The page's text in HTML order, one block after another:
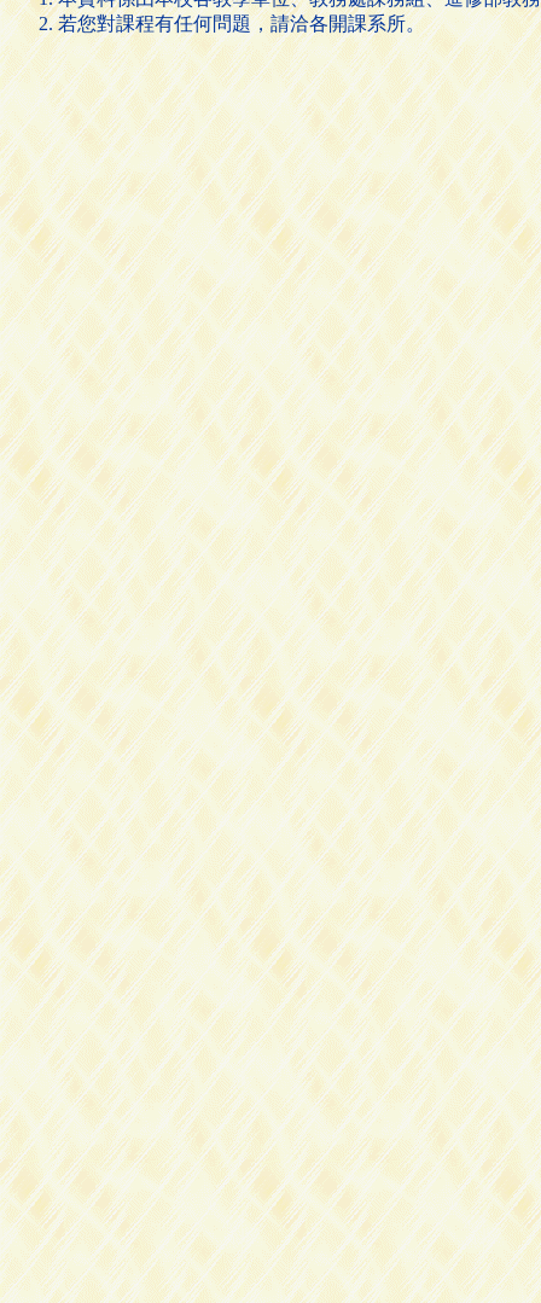
若您對課程有任何問題，請洽各開課系所。